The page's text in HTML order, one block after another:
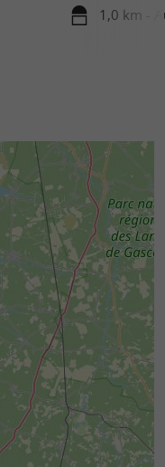
1,0 km -